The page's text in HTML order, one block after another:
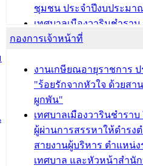
ชุมชน ประจำปีงบประมา
เทศบาลเมืองวารินชำรา
น้ำดื่มแก่ผู้พักอาศัย ณ ศูนย์
กองสวัสดิการสังคม เทศบ
วารินชำราบ จัดโครงการ
ระยะสั้น ประจำปี 2568 (ห
ถักทอผลิตภัณฑ์จากถุงพล
บทความ อื่นๆ ...
กองการเจ้าหน้าที่
งานเกษียณอายุราชการ ป
"ร้อยรักจากหัวใจ ด้วยสา
ผูกพัน"
เทศบาลเมืองวารินชำรา
ผู้ผ่านการสรรหาให้ดำรง
สายงานผู้บริหาร ตำแหน่
เทศบาล และหัวหน้าสำนั